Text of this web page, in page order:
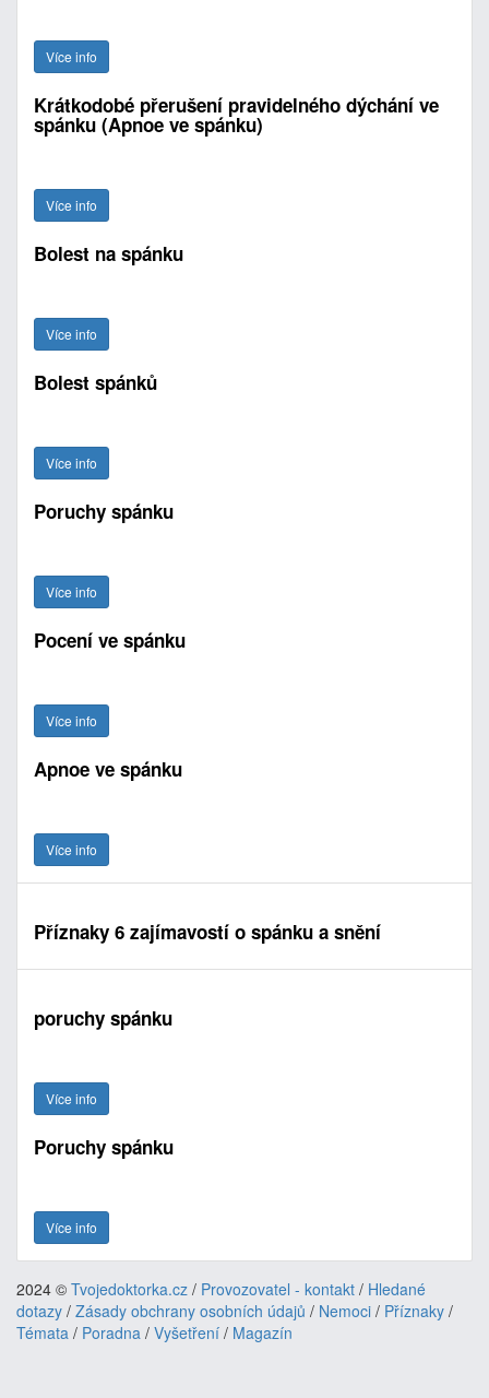
Více info
Krátkodobé přerušení pravidelného dýchání ve
spánku (Apnoe ve spánku)
Více info
Bolest na spánku
Více info
Bolest spánků
Více info
Poruchy spánku
Více info
Pocení ve spánku
Více info
Apnoe ve spánku
Více info
Příznaky 6 zajímavostí o spánku a snění
poruchy spánku
Více info
Poruchy spánku
Více info
2024 © Tvojedoktorka.cz / Provozovatel - kontakt / Hledané
dotazy / Zásady obchrany osobních údajů / Nemoci / Příznaky /
Témata / Poradna / Vyšetření / Magazín